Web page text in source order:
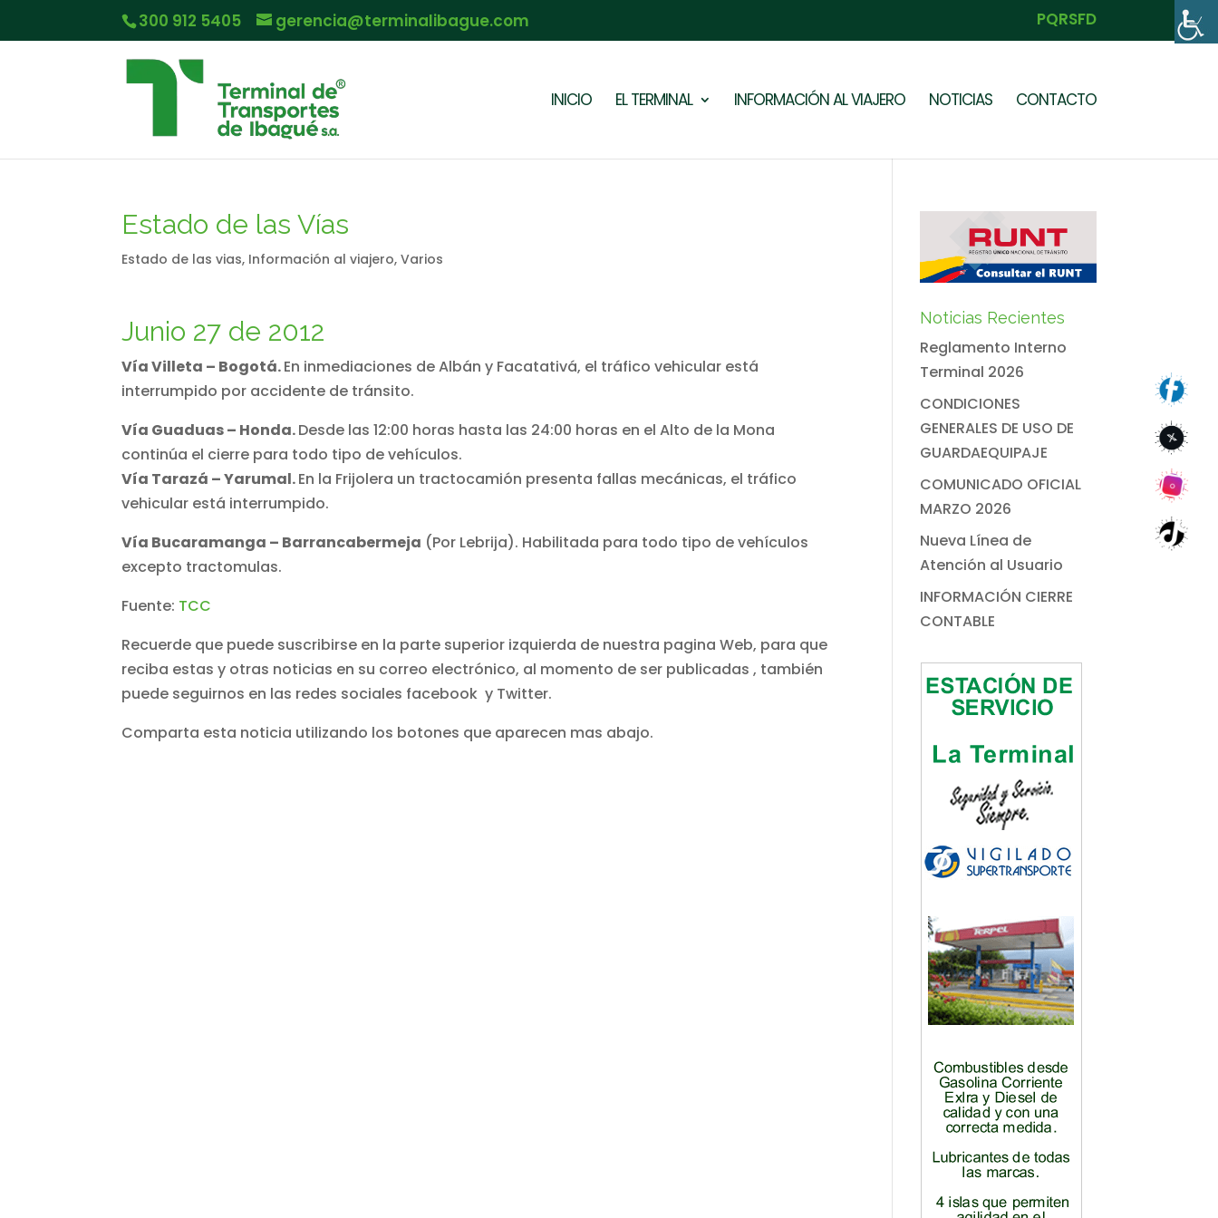
300 912 5405 gerencia@terminalibague.com PQRSFD
INICIO EL TERMINAL INFORMACIÓN AL VIAJERO NOTICIAS CONTACTO
Estado de las Vías
Estado de las vias, Información al viajero,Varios
Junio 27 de 2012
Vía Villeta – Bogotá.En inmediaciones de Albán y Facatativá, el tráfico vehicular está
interrumpido por accidente de tránsito.
Vía Guaduas – Honda.Desde las 12:00 horas hasta las 24:00 horas en el Alto de la Mona
continúa el cierre para todo tipo de vehículos.
Vía Tarazá – Yarumal.En la Frijolera un tractocamión presenta fallas mecánicas, el tráfico
vehicular está interrumpido.
Vía Bucaramanga – Barrancabermeja (Por Lebrija). Habilitada para todo tipo de vehículos
excepto tractomulas.
Fuente: TCC
Recuerde que puede suscribirse en la parte superior izquierda de nuestra pagina Web, para que
reciba estas y otras noticias en su correo electrónico, al momento de ser publicadas , también
puede seguirnos en las redes sociales facebook y Twitter.
Comparta esta noticia utilizando los botones que aparecen mas abajo.
Noticias Recientes
Reglamento Interno
Terminal 2026
CONDICIONES
GENERALES DE USO DE
GUARDAEQUIPAJE
COMUNICADO OFICIAL
MARZO 2026
Nueva Línea de
Atención al Usuario
INFORMACIÓN CIERRE
CONTABLE